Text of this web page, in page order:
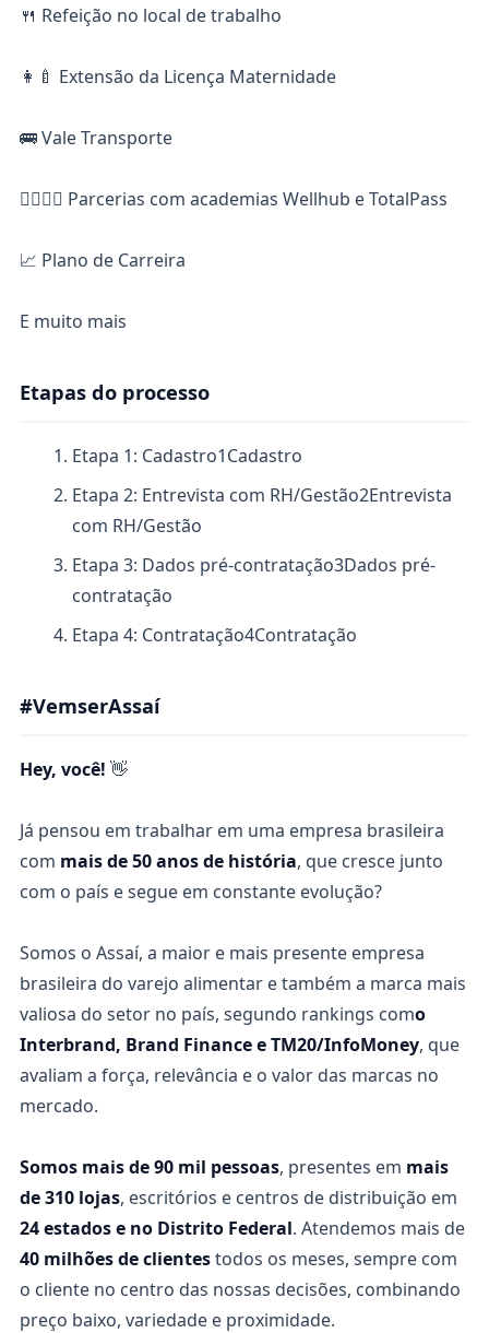
🍴 Refeição no local de trabalho
👩‍🍼 Extensão da Licença Maternidade
🚌 Vale Transporte
🏋️‍♀️🏋️‍♂️ Parcerias com academias Wellhub e TotalPass
📈 Plano de Carreira
E muito mais
Etapas do processo
Etapa 1: Cadastro1Cadastro
Etapa 2: Entrevista com RH/Gestão2Entrevista
com RH/Gestão
Etapa 3: Dados pré-contratação3Dados pré-
contratação
Etapa 4: Contratação4Contratação
#VemserAssaí
Hey, você! 👋
Já pensou em trabalhar em uma empresa brasileira
com mais de 50 anos de história, que cresce junto
com o país e segue em constante evolução?
Somos o Assaí, a maior e mais presente empresa
brasileira do varejo alimentar e também a marca mais
valiosa do setor no país, segundo rankings como
Interbrand, Brand Finance e TM20/InfoMoney, que
avaliam a força, relevância e o valor das marcas no
mercado.
Somos mais de 90 mil pessoas, presentes em mais
de 310 lojas, escritórios e centros de distribuição em
24 estados e no Distrito Federal. Atendemos mais de
40 milhões de clientestodos os meses, sempre com
o cliente no centro das nossas decisões, combinando
preço baixo, variedade e proximidade.